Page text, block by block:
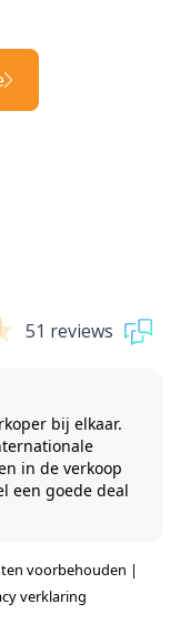
51 reviews
bij elkaar.
in de verkoop
een goede deal
voorbehouden |
verklaring